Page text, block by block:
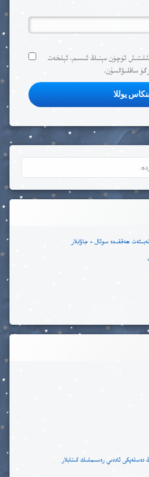
ئۈچۈن مېنىڭ ئ‍ىسىم، ئېلخەت
ساقلىۋالسۇن.
ھەققىدە سوئال – جاۋابلار
دەسلەپكى ئاددىي رەسىملىك كىتابلار